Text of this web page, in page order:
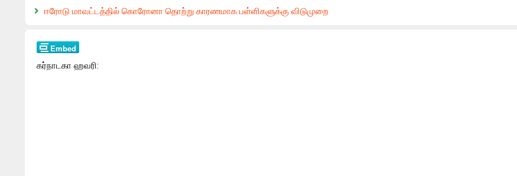
ஈரோடு மாவட்டத்தில் கொரோனா தொற்று காரணமாக பள்ளிகளுக்கு விடுமுறை
கர்நாடகா ஹவரி: